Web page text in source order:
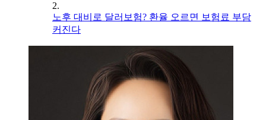
2.
노후 대비로 달러보험? 환율 오르면 보험료 부담
커진다